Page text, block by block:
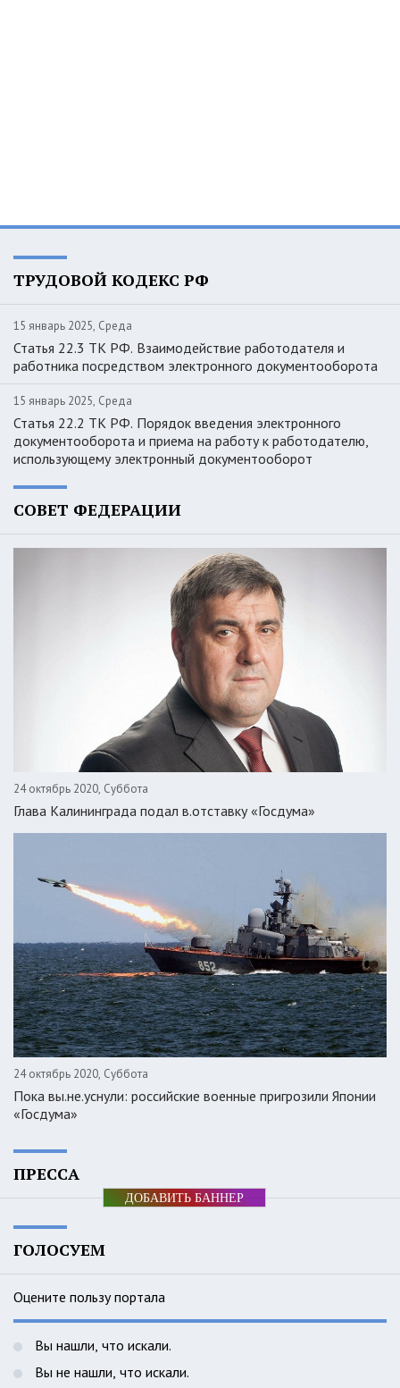
ТРУДОВОЙ КОДЕКС РФ
15 январь 2025, Среда
Статья 22.3 ТК РФ. Взаимодействие работодателя и
работника посредством электронного документооборота
15 январь 2025, Среда
Статья 22.2 ТК РФ. Порядок введения электронного
документооборота и приема на работу к работодателю,
использующему электронный документооборот
СОВЕТ ФЕДЕРАЦИИ
24 октябрь 2020, Суббота
Глава Калининграда подал в.отставку «Госдума»
24 октябрь 2020, Суббота
Пока вы.не.уснули: российские военные пригрозили Японии
«Госдума»
ПРЕССА
ДОБАВИТЬ БАННЕР
ГОЛОСУЕМ
Оцените пользу портала
Вы нашли, что искали.
Вы не нашли, что искали.